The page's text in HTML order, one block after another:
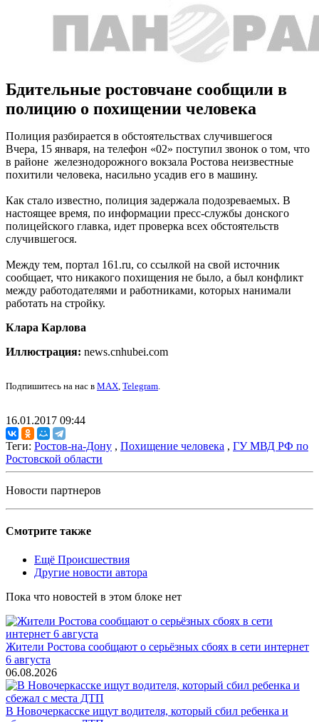
Бдительные ростовчане сообщили в
полицию о похищении человека
Полиция разбирается в обстоятельствах случившегося
Вчера, 15 января, на телефон «02» поступил звонок о том, что
в районе железнодорожного вокзала Ростова неизвестные
похитили человека, насильно усадив его в машину.
Как стало известно, полиция задержала подозреваемых. В
настоящее время, по информации пресс-службы донского
полицейского главка, идет проверка всех обстоятельств
случившегося.
Между тем, портал 161.ru, со ссылкой на свой источник
сообщает, что никакого похищения не было, а был конфликт
между работодателями и работниками, которых нанимали
работать на стройку.
Клара Карлова
Иллюстрация: news.cnhubei.com
Подпишитесь на нас в MAX, Telegram.
16.01.2017 09:44
Теги: Ростов-на-Дону , Похищение человека , ГУ МВД РФ по
Ростовской области
Новости партнеров
Смотрите также
Ещё Происшествия
Другие новости автора
Пока что новостей в этом блоке нет
Жители Ростова сообщают о серьёзных сбоях в сети интернет
6 августа
06.08.2026
В Новочеркасске ищут водителя, который сбил ребенка и